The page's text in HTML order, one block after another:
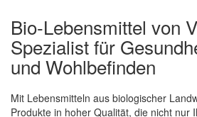
Bio-Lebensmittel von
Spezialist für
und Wohlbefinden
Mit Lebensmitteln aus biologischer
Produkte in hoher Qualität, die nicht nur